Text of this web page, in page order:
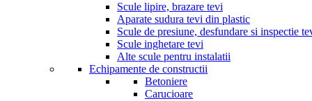
Scule lipire, brazare tevi
Aparate sudura tevi din plastic
Scule de presiune, desfundare si inspectie
Scule inghetare tevi
Alte scule pentru instalatii
Echipamente de constructii
Betoniere
Carucioare